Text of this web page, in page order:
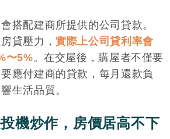
搭配建商所提供的公司貸款。
貸壓力，實際上公司貸利率會
〜5%。在交屋後，購屋者不僅要
應付建商的貸款，每月還款負
生活品質。
機炒作，房價居高不下